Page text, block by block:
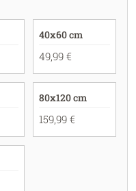
40x60 cm
49,99 €
80x120 cm
159,99 €